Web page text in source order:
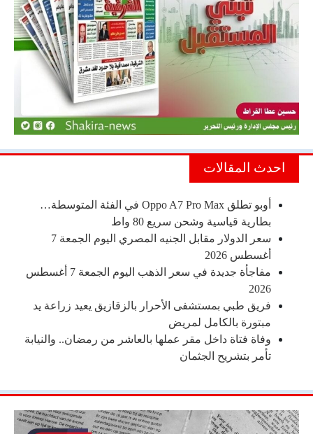
احدث المقالات
أوبو تطلق Oppo A7 Pro Max في الفئة المتوسطة…
بطارية قياسية وشحن سريع 80 واط
سعر الدولار مقابل الجنيه المصري اليوم الجمعة 7
أغسطس 2026
مفاجأة جديدة في سعر الذهب اليوم الجمعة 7 أغسطس
2026
فريق طبي بمستشفى الأحرار بالزقازيق يعيد زراعة يد
مبتورة بالكامل لمريض
وفاة فتاة داخل مقر عملها بالعاشر من رمضان.. والنيابة
تأمر بتشريح الجثمان